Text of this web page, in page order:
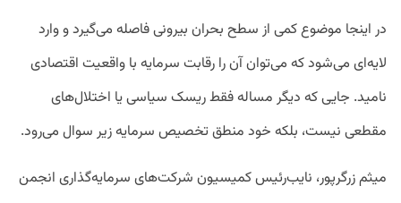
در اینجا موضوع کمی از سطح بحران بیرونی فاصله می‌گیرد و وارد
لایه‌ای می‌شود که می‌توان آن را رقابت سرمایه با واقعیت اقتصادی
نامید. جایی که دیگر مساله فقط ریسک سیاسی یا اختلال‌های
مقطعی نیست، بلکه خود منطق تخصیص سرمایه زیر سوال می‌رود.
میثم زرگرپور، نایب‌رئیس کمیسیون شرکت‌های سرمایه‌گذاری انجمن